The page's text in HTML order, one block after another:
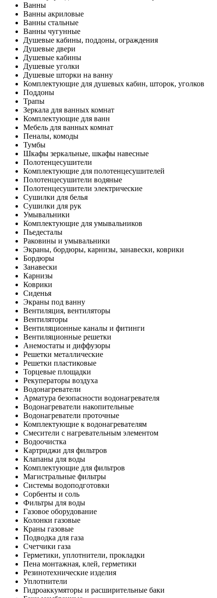
Ванны
Ванны акриловые
Ванны стальные
Ванны чугунные
Душевые кабины, поддоны, ограждения
Душевые двери
Душевые кабины
Душевые уголки
Душевые шторки на ванну
Комплектующие для душевых кабин, шторок, уголков
Поддоны
Трапы
Зеркала для ванных комнат
Комплектующие для ванн
Мебель для ванных комнат
Пеналы, комоды
Тумбы
Шкафы зеркальные, шкафы навесные
Полотенцесушители
Комплектующие для полотенцесушителей
Полотенцесушители водяные
Полотенцесушители электрические
Сушилки для белья
Сушилки для рук
Умывальники
Комплектующие для умывальников
Пьедесталы
Раковины и умывальники
Экраны, бордюры, карнизы, занавески, коврики
Бордюры
Занавески
Карнизы
Коврики
Сиденья
Экраны под ванну
Вентиляция, вентиляторы
Вентиляторы
Вентиляционные каналы и фитинги
Вентиляционные решетки
Анемостаты и диффузоры
Решетки металлические
Решетки пластиковые
Торцевые площадки
Рекуператоры воздуха
Водонагреватели
Арматура безопасности водонагревателя
Водонагреватели накопительные
Водонагреватели проточные
Комплектующие к водонагревателям
Смесители с нагревательным элементом
Водоочистка
Картриджи для фильтров
Клапаны для воды
Комплектующие для фильтров
Магистральные фильтры
Системы водоподготовки
Сорбенты и соль
Фильтры для воды
Газовое оборудование
Колонки газовые
Краны газовые
Подводка для газа
Счетчики газа
Герметики, уплотнители, прокладки
Пена монтажная, клей, герметики
Резинотехнические изделия
Уплотнители
Гидроаккумяторы и расширительные баки